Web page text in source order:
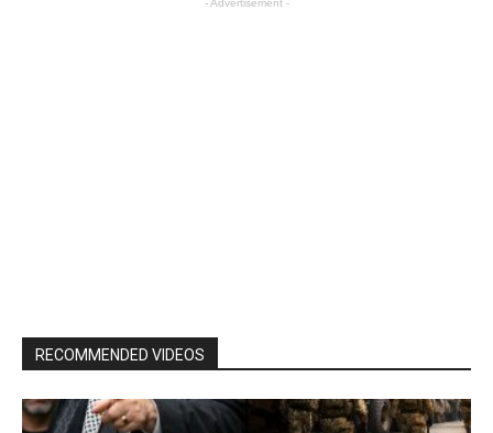
- Advertisement -
RECOMMENDED VIDEOS